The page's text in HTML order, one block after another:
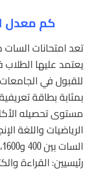
كم معدل
تعد امتحانات السات
يعتمد عليها
للقبول في
بمثابة بطاقة
مستوى تحصيله
الرياضيات واللغة
رئيسيين: القراءة